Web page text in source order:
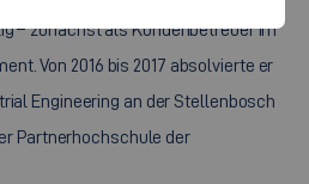
–zunächst als Kundenbetreuer im
Von 2016 bis 2017 absolvierte er
Engineering an der Stellenbosch
Partnerhochschule der